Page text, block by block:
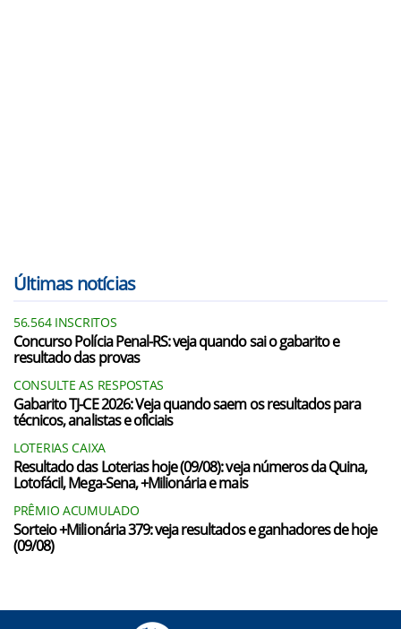
Últimas notícias
56.564 INSCRITOS
Concurso Polícia Penal-RS: veja quando sai o gabarito e
resultado das provas
CONSULTE AS RESPOSTAS
Gabarito TJ-CE 2026: Veja quando saem os resultados para
técnicos, analistas e oficiais
LOTERIAS CAIXA
Resultado das Loterias hoje (09/08): veja números da Quina,
Lotofácil, Mega-Sena, +Milionária e mais
PRÊMIO ACUMULADO
Sorteio +Milionária 379: veja resultados e ganhadores de hoje
(09/08)